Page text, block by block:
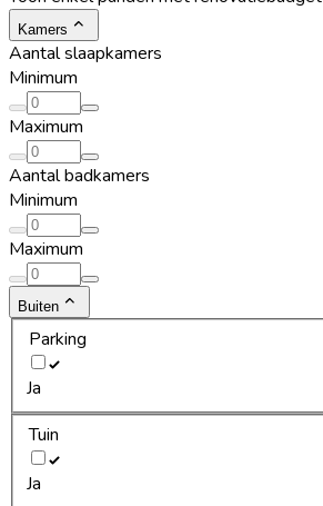
Kamers
Aantal slaapkamers
Minimum
Maximum
Aantal badkamers
Minimum
Maximum
Buiten
Parking
Ja
Tuin
Ja